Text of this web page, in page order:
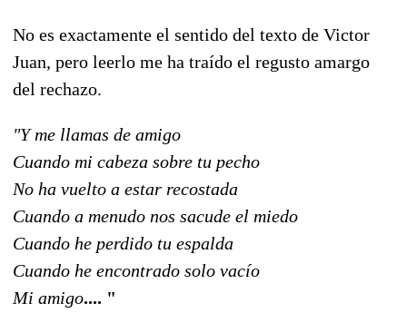
No es exactamente el sentido del texto de Victor
Juan, pero leerlo me ha traído el regusto amargo
del rechazo.
"Y me llamas de amigo
Cuando mi cabeza sobre tu pecho
No ha vuelto a estar recostada
Cuando a menudo nos sacude el miedo
Cuando he perdido tu espalda
Cuando he encontrado solo vacío
Mi amigo.... "